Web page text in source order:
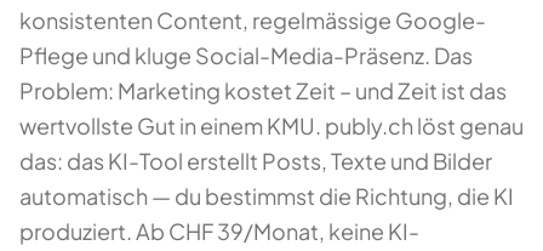
konsistenten Content, regelmässige Google-
Pflege und kluge Social-Media-Präsenz. Das
Problem: Marketing kostet Zeit – und Zeit ist das
wertvollste Gut in einem KMU. publy.ch löst genau
das: das KI-Tool erstellt Posts, Texte und Bilder
automatisch — du bestimmst die Richtung, die KI
produziert. Ab CHF 39/Monat, keine KI-